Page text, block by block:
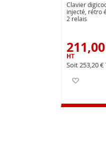
Clavier
injecté, rétro
2 relais
253,20 €